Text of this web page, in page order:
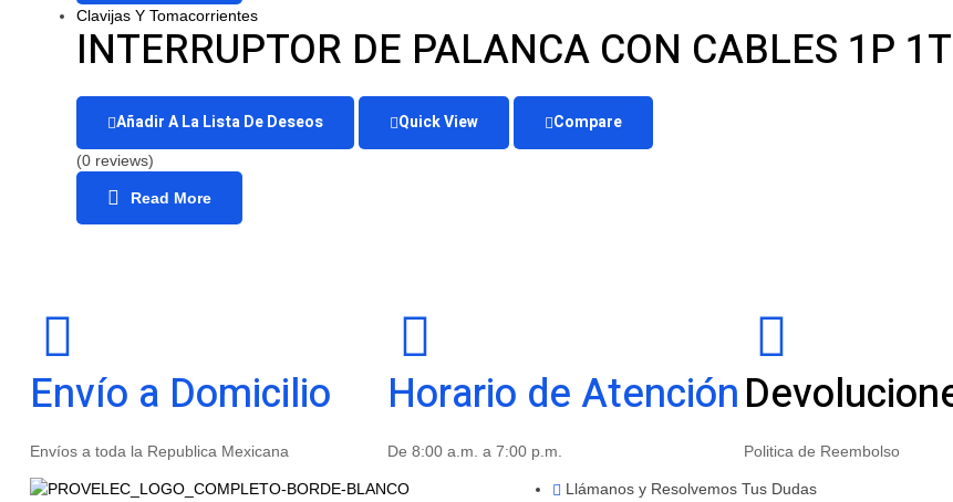
Clavijas Y Tomacorrientes
INTERRUPTOR DE PALANCA CON CABLES 1P
Añadir A La Lista De Deseos Quick View Compare
(0 reviews)
Read More
Envío a Domicilio
Envíos a toda la Republica Mexicana
Horario de Atención
De 8:00 a.m. a 7:00 p.m. Politica de Reembolso
Llámanos y Resolvemos Tus Dudas